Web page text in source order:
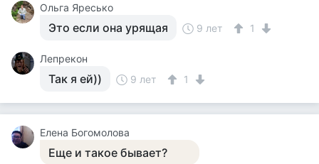
Ольга Яресько
Это если она урящая 9 лет 1
Лепрекон
Так я ей)) 9 лет 1
Елена Богомолова
Еще и такое бывает?